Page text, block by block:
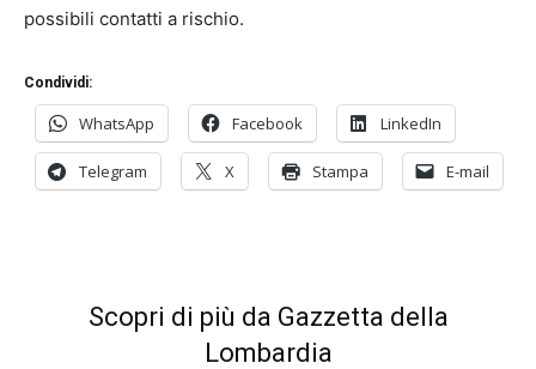
possibili contatti a rischio.
Condividi:
WhatsApp Facebook LinkedIn
Telegram X Stampa E-mail
Scopri di più da Gazzetta della
Lombardia